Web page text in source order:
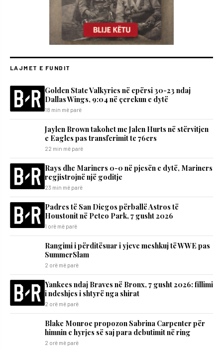
LAJMET E FUNDIT
Golden State Valkyries në epërsi 30-23 ndaj
Dallas Wings, 9:04 në çerekun e dytë
18 min më parë
Jaylen Brown takohet me Jalen Hurts në stërvitjen
e Eagles pas transferimit te 76ers
22 min më parë
Rays dhe Mariners 0-0 në pjesën e dytë, Mariners
regjistrojnë një goditje
23 min më parë
Padres të San Diegos përballë Astros të
Houstonit në Petco Park, 7 gusht 2026
1 orë më parë
Rangimi i përditësuar i yjeve meshkuj të WWE pas
SummerSlam
2 orë më parë
Yankees ndaj Braves në Bronx, 7 gusht 2026: fillimi
i ndeshjes i shtyrë nga shirat
2 orë më parë
Blake Monroe propozon Sabrina Carpenter për
himnin e hyrjes së saj para debutimit në ring
2 orë më parë